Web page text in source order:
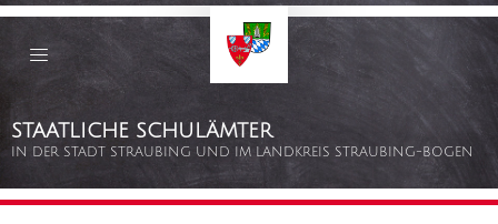
Staatliche
Schulämter
Straubing
–
Zum
Inhalt
springen
STAATLICHE SCHULÄMTER
IN DER STADT STRAUBING UND IM LANDKREIS STRAUBING-BOGEN